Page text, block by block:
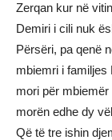
Zerqan kur në
Demiri i cili nuk
Përsëri, pa qenë
mbiemri i familjes
mori për
morën edhe dy
Që të tre ishin